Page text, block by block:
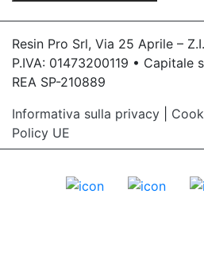
Resin Pro Srl, Via 25 Aprile –
P.IVA: 01473200119 • Capitale
REA SP-210889
Informativa sulla privacy
Policy UE